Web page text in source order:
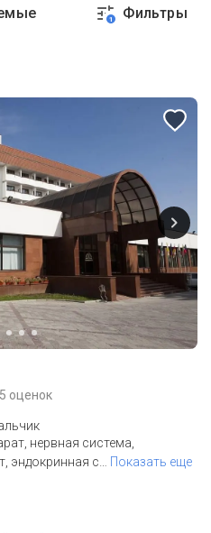
1 Фильтры
5 оценок
нервная система,
эндокринная с
Показать еще